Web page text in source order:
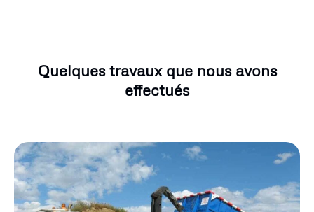
Quelques travaux que nous avons
effectués